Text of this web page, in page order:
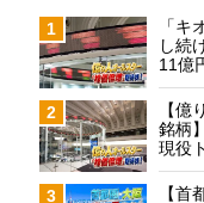
1
「キ
し続
11億
2
【億
銘柄
現役
3
【首